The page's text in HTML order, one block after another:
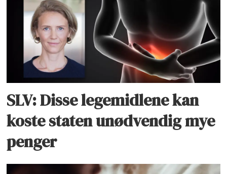
SLV: Disse legemidlene kan
koste staten unødvendig mye
penger